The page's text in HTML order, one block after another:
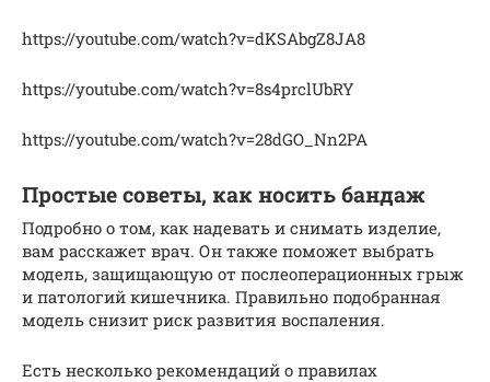
https://youtube.com/watch?v=dKSAbgZ8JA8
https://youtube.com/watch?v=8s4prclUbRY
https://youtube.com/watch?v=28dGO_Nn2PA
Простые советы, как носить бандаж
Подробно о том, как надевать и снимать изделие,
вам расскажет врач. Он также поможет выбрать
модель, защищающую от послеоперационных грыж
и патологий кишечника. Правильно подобранная
модель снизит риск развития воспаления.
Есть несколько рекомендаций о правилах